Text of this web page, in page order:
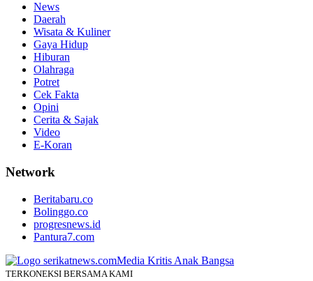
News
Daerah
Wisata & Kuliner
Gaya Hidup
Hiburan
Olahraga
Potret
Cek Fakta
Opini
Cerita & Sajak
Video
E-Koran
Network
Beritabaru.co
Bolinggo.co
progresnews.id
Pantura7.com
TERKONEKSI BERSAMA KAMI